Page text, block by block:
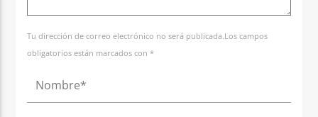
Tu dirección de correo electrónico no será publicada.Los campos
obligatorios están marcados con *